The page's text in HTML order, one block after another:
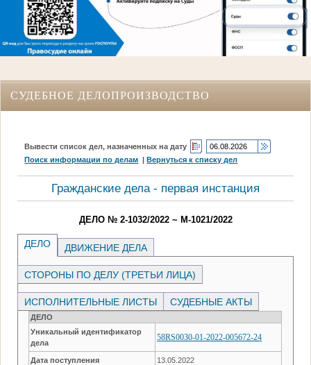
СУДЕБНОЕ ДЕЛОПРОИЗВОДСТВО
Вывести список дел, назначенных на дату
Поиск информации по делам |Вернуться к списку дел
Гражданские дела - первая инстанция
ДЕЛО № 2-1032/2022 ~ М-1021/2022
ДЕЛО ДВИЖЕНИЕ ДЕЛА
СТОРОНЫ ПО ДЕЛУ (ТРЕТЬИ ЛИЦА)
ИСПОЛНИТЕЛЬНЫЕ ЛИСТЫ СУДЕБНЫЕ АКТЫ
ДЕЛО
Уникальный идентификатор
дела
58RS0030-01-2022-005672-24
Дата поступления 13.05.2022